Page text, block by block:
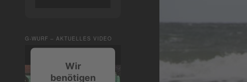
G-WURF – AKTUELLES VIDEO
Wir
benötigen